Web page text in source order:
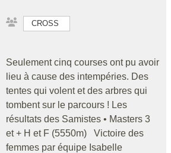
CROSS
Seulement cinq courses ont pu avoir
lieu à cause des intempéries. Des
tentes qui volent et des arbres qui
tombent sur le parcours ! Les
résultats des Samistes • Masters 3
et + H et F (5550m) Victoire des
femmes par équipe Isabelle